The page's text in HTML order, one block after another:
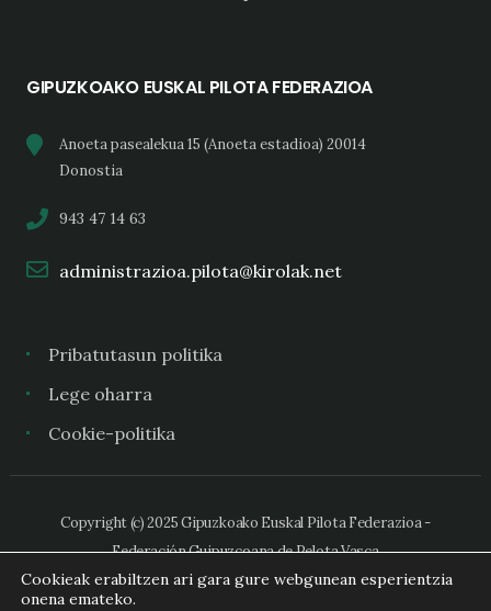
GIPUZKOAKO EUSKAL PILOTA FEDERAZIOA
Anoeta pasealekua 15 (Anoeta estadioa) 20014
Donostia
943 47 14 63
administrazioa.pilota@kirolak.net
Pribatutasun politika
Lege oharra
Cookie-politika
Copyright (c) 2025 Gipuzkoako Euskal Pilota Federazioa -
Federación Guipuzcoana de Pelota Vasca
Cookieak erabiltzen ari gara gure webgunean esperientzia
onena emateko.